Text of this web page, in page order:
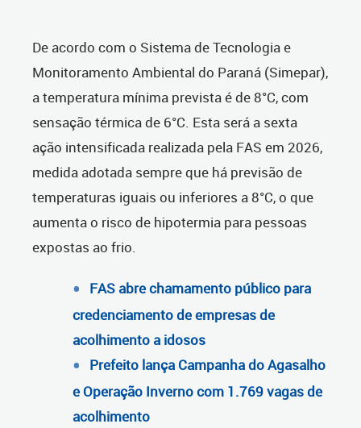
De acordo com o Sistema de Tecnologia e
Monitoramento Ambiental do Paraná (Simepar),
a temperatura mínima prevista é de 8°C, com
sensação térmica de 6°C. Esta será a sexta
ação intensificada realizada pela FAS em 2026,
medida adotada sempre que há previsão de
temperaturas iguais ou inferiores a 8°C, o que
aumenta o risco de hipotermia para pessoas
expostas ao frio.
FAS abre chamamento público para
credenciamento de empresas de
acolhimento a idosos
Prefeito lança Campanha do Agasalho
e Operação Inverno com 1.769 vagas de
acolhimento